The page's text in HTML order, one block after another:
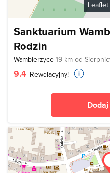
Leaflet
Sanktuarium
Rodzin
Wambierzyce 19 km od
9.4 Rewelacyjny!